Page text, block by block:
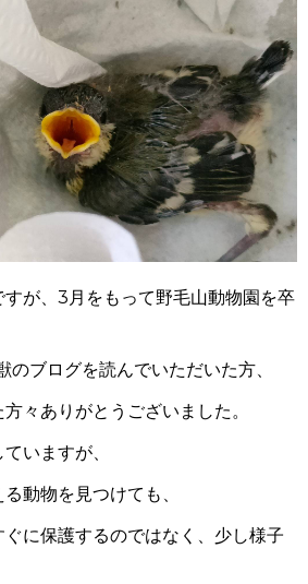
が、 3月をもって野毛山動物園を卒
のブログを読んでいただいた方、
々ありがとうございました。
いますが、
動物を見つけても、
に保護するのではなく、少し様子